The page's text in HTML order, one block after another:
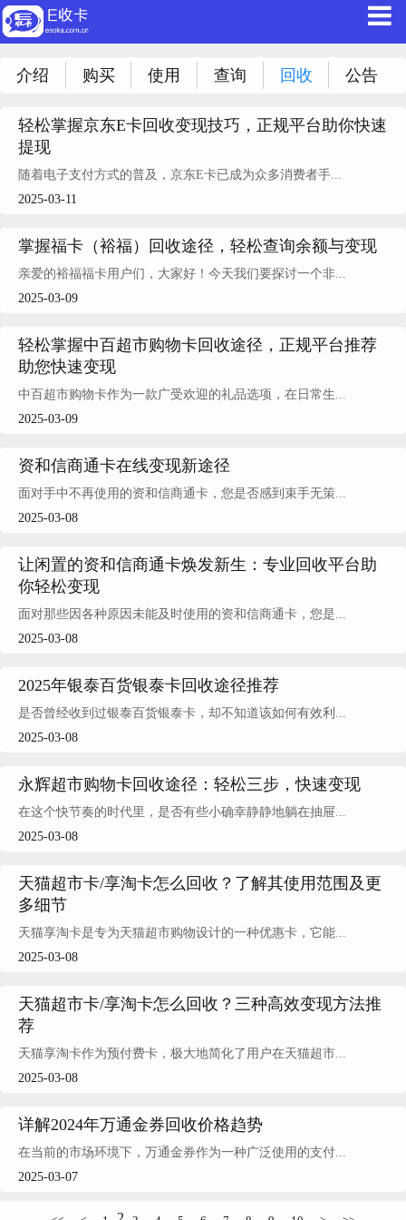
介绍 购买 使用 查询 回收 公告
轻松掌握京东E卡回收变现技巧，正规平台助你快速
提现
随着电子支付方式的普及，京东E卡已成为众多消费者手...
2025-03-11
掌握福卡（裕福）回收途径，轻松查询余额与变现
亲爱的裕福福卡用户们，大家好！今天我们要探讨一个非...
2025-03-09
轻松掌握中百超市购物卡回收途径，正规平台推荐
助您快速变现
中百超市购物卡作为一款广受欢迎的礼品选项，在日常生...
2025-03-09
资和信商通卡在线变现新途径
面对手中不再使用的资和信商通卡，您是否感到束手无策...
2025-03-08
让闲置的资和信商通卡焕发新生：专业回收平台助
你轻松变现
面对那些因各种原因未能及时使用的资和信商通卡，您是...
2025-03-08
2025年银泰百货银泰卡回收途径推荐
是否曾经收到过银泰百货银泰卡，却不知道该如何有效利...
2025-03-08
永辉超市购物卡回收途径：轻松三步，快速变现
在这个快节奏的时代里，是否有些小确幸静静地躺在抽屉...
2025-03-08
天猫超市卡/享淘卡怎么回收？了解其使用范围及更
多细节
天猫享淘卡是专为天猫超市购物设计的一种优惠卡，它能...
2025-03-08
天猫超市卡/享淘卡怎么回收？三种高效变现方法推
荐
天猫享淘卡作为预付费卡，极大地简化了用户在天猫超市...
2025-03-08
详解2024年万通金券回收价格趋势
在当前的市场环境下，万通金券作为一种广泛使用的支付...
2025-03-07